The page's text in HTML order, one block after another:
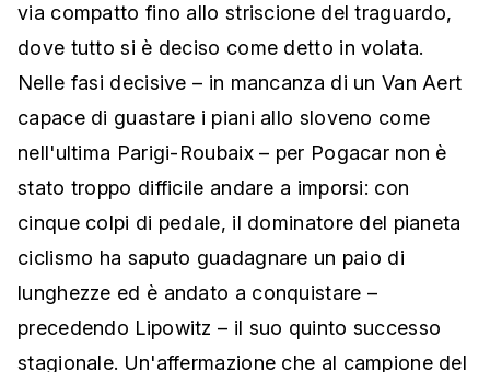
via compatto fino allo striscione del traguardo,
dove tutto si è deciso come detto in volata.
Nelle fasi decisive – in mancanza di un Van Aert
capace di guastare i piani allo sloveno come
nell'ultima Parigi-Roubaix – per Pogacar non è
stato troppo difficile andare a imporsi: con
cinque colpi di pedale, il dominatore del pianeta
ciclismo ha saputo guadagnare un paio di
lunghezze ed è andato a conquistare –
precedendo Lipowitz – il suo quinto successo
stagionale. Un'affermazione che al campione del